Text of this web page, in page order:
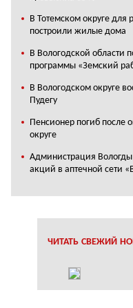
В Тотемском округе для
построили жилые дома
В Вологодской области
программы «Земский
В Вологодском округе
Пудегу
Пенсионер погиб
округе
Администрация
акций в аптечной сети
ЧИТАТЬ СВЕЖИЙ